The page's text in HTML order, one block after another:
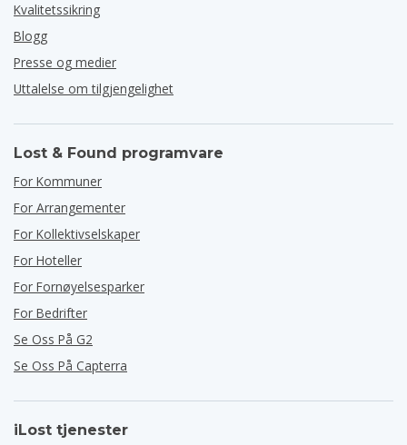
Kvalitetssikring
Blogg
Presse og medier
Uttalelse om tilgjengelighet
Lost & Found programvare
For Kommuner
For Arrangementer
For Kollektivselskaper
For Hoteller
For Fornøyelsesparker
For Bedrifter
Se Oss På G2
Se Oss På Capterra
iLost tjenester